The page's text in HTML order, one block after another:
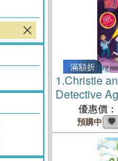
滿額折
1.Christie
Detective
Manifests
優惠價：
預購中